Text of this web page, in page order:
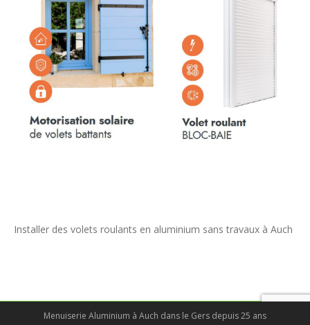
Installer des volets roulants en aluminium sans travaux à Auch
Menuiserie Aluminium à Auch dans le Gers depuis 25 ans